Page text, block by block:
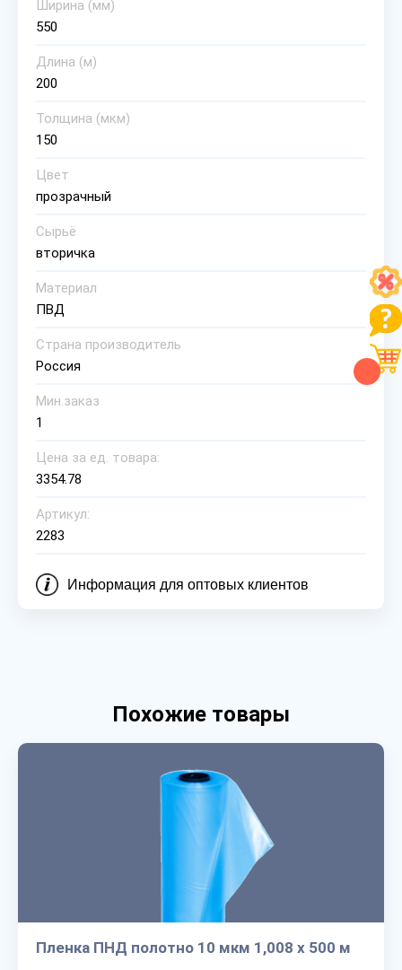
Ширина (мм)
550
Длина (м)
200
Толщина (мкм)
150
Цвет
прозрачный
Сырьё
вторичка
Материал
ПВД
Страна производитель
Россия
Мин.заказ
1
Цена за ед. товара:
3354.78
Артикул:
2283
Информация для оптовых клиентов
Похожие товары
Пленка ПНД полотно 10 мкм 1,008 х 500 м